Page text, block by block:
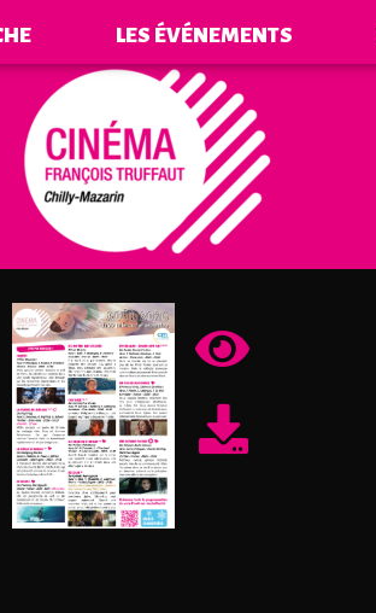
d’outils
LES ÉVÉNEMENTS